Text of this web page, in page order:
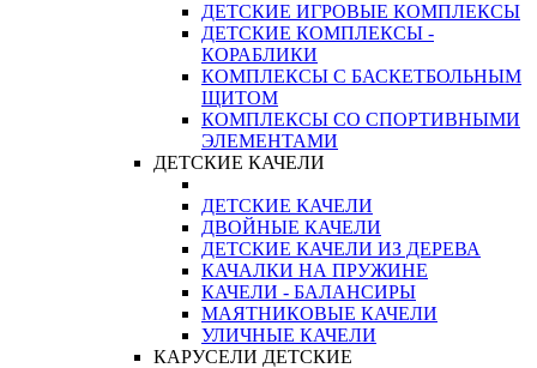
ДЕТСКИЕ ИГРОВЫЕ КОМПЛЕКСЫ
ДЕТСКИЕ КОМПЛЕКСЫ -
КОРАБЛИКИ
КОМПЛЕКСЫ С БАСКЕТБОЛЬНЫМ
ЩИТОМ
КОМПЛЕКСЫ СО СПОРТИВНЫМИ
ЭЛЕМЕНТАМИ
ДЕТСКИЕ КАЧЕЛИ
ДЕТСКИЕ КАЧЕЛИ
ДВОЙНЫЕ КАЧЕЛИ
ДЕТСКИЕ КАЧЕЛИ ИЗ ДЕРЕВА
КАЧАЛКИ НА ПРУЖИНЕ
КАЧЕЛИ - БАЛАНСИРЫ
МАЯТНИКОВЫЕ КАЧЕЛИ
УЛИЧНЫЕ КАЧЕЛИ
КАРУСЕЛИ ДЕТСКИЕ